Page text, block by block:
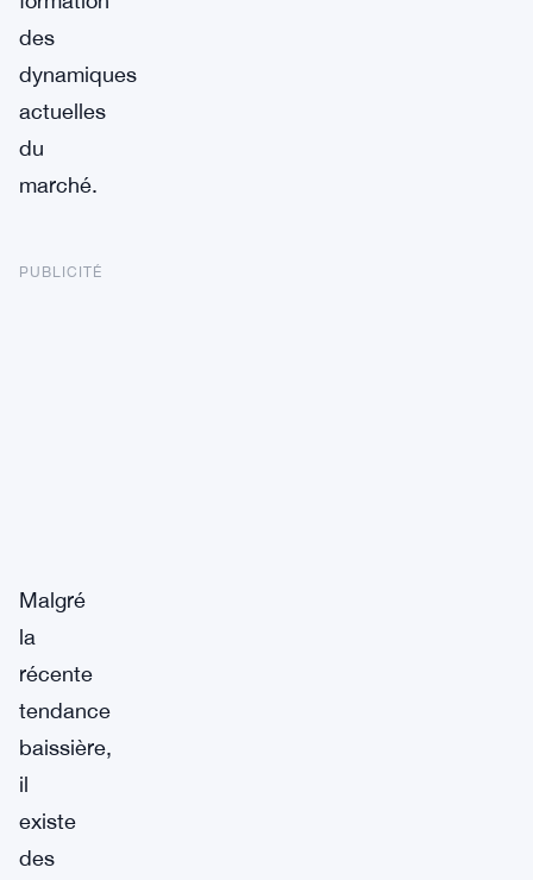
des
dynamiques
actuelles
du
marché.
PUBLICITÉ
Malgré
la
récente
tendance
baissière,
il
existe
des